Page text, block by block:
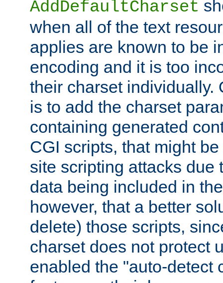
AddDefaultCharset
when all of the text
applies are known to be
encoding and it is too
their charset individually.
is to add the charset
containing generated
CGI scripts, that might
site scripting attacks due
data being included in
however, that a better
delete) those scripts,
charset does not protect
enabled the "auto-detect